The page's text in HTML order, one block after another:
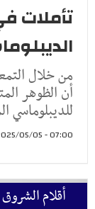
تأملات
من خلال
أن الظوهر
للديبلوماسي
07:00 - 2025/05/05
أقلام الشروق